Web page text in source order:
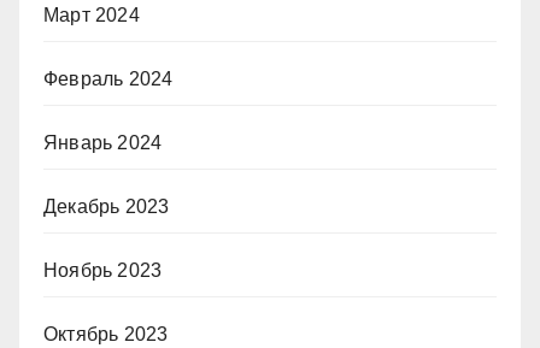
Март 2024
Февраль 2024
Январь 2024
Декабрь 2023
Ноябрь 2023
Октябрь 2023